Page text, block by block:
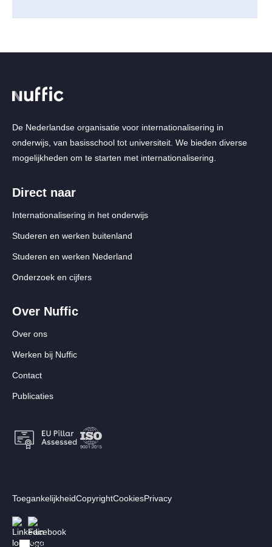
De Nederlandse organisatie voor internationalisering in
onderwijs, van basisschool tot universiteit. We bieden diverse
mogelijkheden om te starten met internationalisering.
Direct naar
Internationalisering in het onderwijs
Studeren en werken buitenland
Studeren en werken Nederland
Onderzoek en cijfers
Over Nuffic
Over ons
Werken bij Nuffic
Contact
Publicaties
Footer:
menu
ToegankelijkheidCopyrightCookiesPrivacy
Afbeelding
Afbeelding
Switch to English